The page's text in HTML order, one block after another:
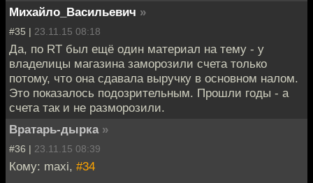
Михайло_Васильевич »
#35 | 23.11.15 08:18
Да, по RT был ещё один материал на тему - у
владелицы магазина заморозили счета только
потому, что она сдавала выручку в основном налом.
Это показалось подозрительным. Прошли годы - а
счета так и не разморозили.
Вратарь-дырка »
#36 | 23.11.15 08:39
Кому: maxi, #34